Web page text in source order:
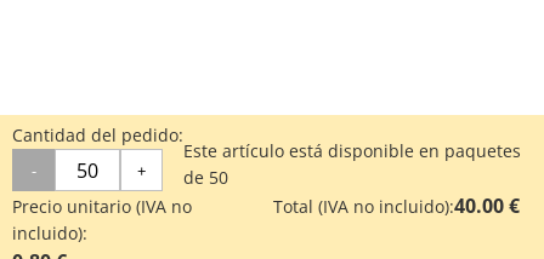
Cantidad del pedido:
- +
Este artículo está disponible en paquetes
de 50
Precio unitario (IVA no
incluido):
Total (IVA no incluido):40.00 €